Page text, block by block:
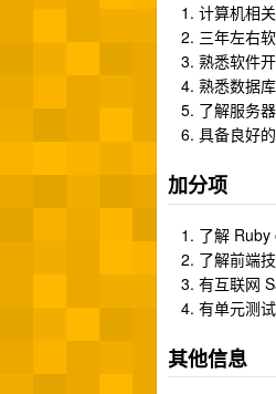
计算机相
三年左右
熟悉软件
熟悉数据
了解服务
具备良好
加分项
了解 Ruby
了解前端
有互联网
有单元测试
其他信息